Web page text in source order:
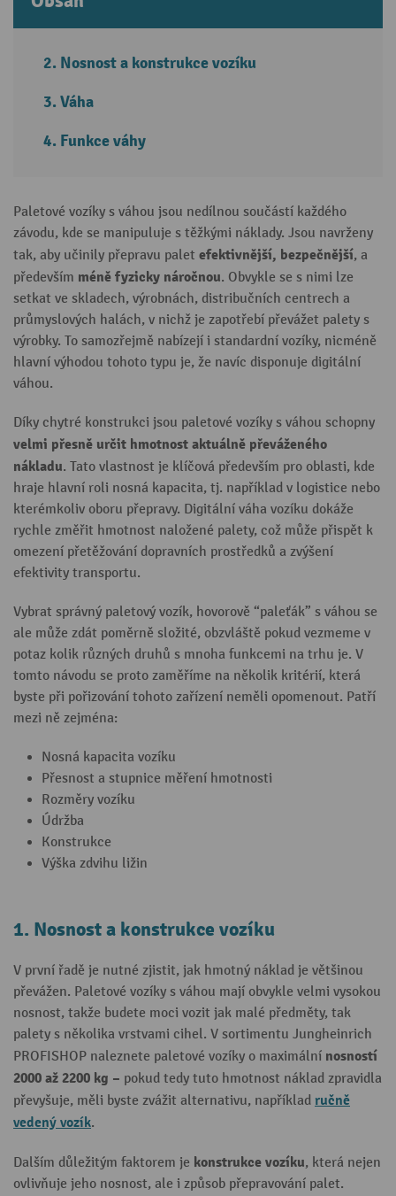
Nosnost a konstrukce vozíku
Váha
Funkce váhy
Paletové vozíky s váhou jsou nedílnou součástí každého
závodu, kde se manipuluje s těžkými náklady. Jsou navrženy
tak, aby učinily přepravu palet efektivnější, bezpečnější, a
především méně fyzicky náročnou. Obvykle se s nimi lze
setkat ve skladech, výrobnách, distribučních centrech a
průmyslových halách, v nichž je zapotřebí převážet palety s
výrobky. To samozřejmě nabízejí i standardní vozíky, nicméně
hlavní výhodou tohoto typu je, že navíc disponuje digitální
váhou.
Díky chytré konstrukci jsou paletové vozíky s váhou schopny
velmi přesně určit hmotnost aktuálně převáženého
nákladu. Tato vlastnost je klíčová především pro oblasti, kde
hraje hlavní roli nosná kapacita, tj. například v logistice nebo
kterémkoliv oboru přepravy. Digitální váha vozíku dokáže
rychle změřit hmotnost naložené palety, což může přispět k
omezení přetěžování dopravních prostředků a zvýšení
efektivity transportu.
Vybrat správný paletový vozík, hovorově “paleťák” s váhou se
ale může zdát poměrně složité, obzvláště pokud vezmeme v
potaz kolik různých druhů s mnoha funkcemi na trhu je. V
tomto návodu se proto zaměříme na několik kritérií, která
byste při pořizování tohoto zařízení neměli opomenout. Patří
mezi ně zejména:
Nosná kapacita vozíku
Přesnost a stupnice měření hmotnosti
Rozměry vozíku
Údržba
Konstrukce
Výška zdvihu ližin
1. Nosnost a konstrukce vozíku
V první řadě je nutné zjistit, jak hmotný náklad je většinou
převážen. Paletové vozíky s váhou mají obvykle velmi vysokou
nosnost, takže budete moci vozit jak malé předměty, tak
palety s několika vrstvami cihel. V sortimentu Jungheinrich
PROFISHOP naleznete paletové vozíky o maximální nosností
2000 až 2200 kg – pokud tedy tuto hmotnost náklad zpravidla
převyšuje, měli byste zvážit alternativu, například ručně
vedený vozík.
Dalším důležitým faktorem je konstrukce vozíku, která nejen
ovlivňuje jeho nosnost, ale i způsob přepravování palet.